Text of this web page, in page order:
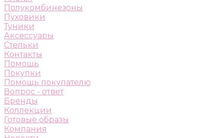
Полукомбинезоны
Пуховики
Туники
Аксессуары
Стельки
Контакты
Помощь
Покупки
Помощь покупателю
Вопрос - ответ
Бренды
Коллекции
Готовые образы
Компания